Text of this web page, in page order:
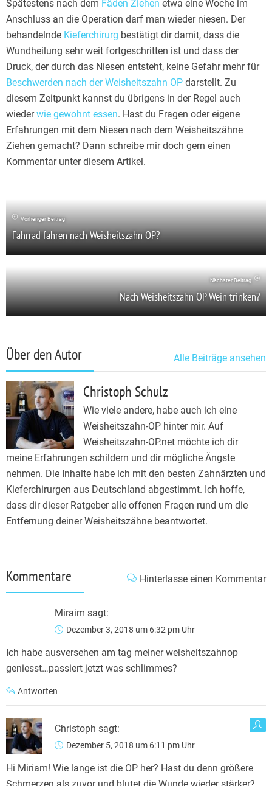
Spätestens nach dem Fäden Ziehen etwa eine Woche im
Anschluss an die Operation darf man wieder niesen. Der
behandelnde Kieferchirurg bestätigt dir damit, dass die
Wundheilung sehr weit fortgeschritten ist und dass der
Druck, der durch das Niesen entsteht, keine Gefahr mehr für
Beschwerden nach der Weisheitszahn OP darstellt. Zu
diesem Zeitpunkt kannst du übrigens in der Regel auch
wiederwie gewohnt essen. Hast du Fragen oder eigene
Erfahrungen mit dem Niesen nach dem Weisheitszähne
Ziehen gemacht? Dann schreibe mir doch gern einen
Kommentar unter diesem Artikel.
Vorheriger Beitrag
Fahrrad fahren nach Weisheitszahn OP?
Nächster Beitrag
Nach Weisheitszahn OP Wein trinken?
Über den Autor Alle Beiträge ansehen
Christoph Schulz
Wie viele andere, habe auch ich eine
Weisheitszahn-OP hinter mir. Auf
Weisheitszahn-OP.net möchte ich dir
meine Erfahrungen schildern und dir mögliche Ängste
nehmen. Die Inhalte habe ich mit den besten Zahnärzten und
Kieferchirurgen aus Deutschland abgestimmt. Ich hoffe,
dass dir dieser Ratgeber alle offenen Fragen rund um die
Entfernung deiner Weisheitszähne beantwortet.
Kommentare Hinterlasse einen Kommentar
Miraim sagt:
Dezember 3, 2018 um 6:32 pm Uhr
Ich habe ausversehen am tag meiner weisheitszahnop
geniesst…passiert jetzt was schlimmes?
Antworten
Christoph sagt:
Dezember 5, 2018 um 6:11 pm Uhr
Hi Miriam! Wie lange ist die OP her? Hast du denn größere